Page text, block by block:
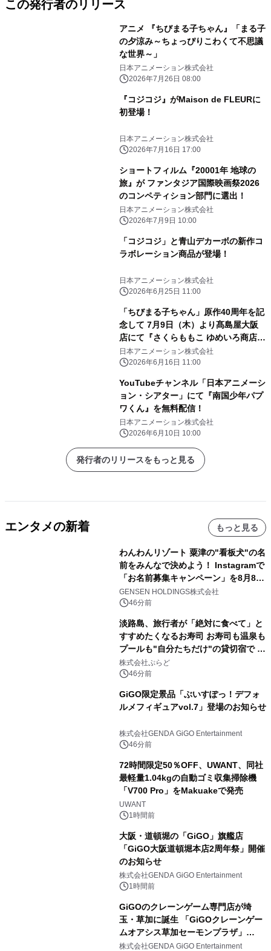
この発行者のリリース
アニメ 『ちびまる子ちゃん』「まる子
の夕涼み～ちょっぴりこわくて不思議
な世界～」
日本アニメーション株式会社
2026年7月26日 08:00
『コジコジ』がMaison de FLEURに
初登場！
日本アニメーション株式会社
2026年7月16日 17:00
ショートフィルム『20001年 地球の
旅』が ファンタジア国際映画祭2026
のコンペティション部門に選出！
日本アニメーション株式会社
2026年7月9日 10:00
「コジコジ」と青山デカーボの新作コ
ラボレーション商品が登場！
日本アニメーション株式会社
2026年6月25日 11:00
「ちびまる子ちゃん」原作40周年を記
念して 7月9日（木）より髙島屋大阪
店にて『さくらももこ ゆめいろ商店』
開催！
日本アニメーション株式会社
2026年6月16日 11:00
YouTubeチャンネル「日本アニメーシ
ョン・シアター」にて『南国少年パプ
ワくん』を無料配信！
日本アニメーション株式会社
2026年6月10日 10:00
発行者のリリースをもっと見る
エンタメの新着 もっと見る
わんわんリゾート 粟津の"看板犬"の名
前をみんなで決めよう！ Instagramで
「お名前募集キャンペーン」を8月8日
(土)より開催
GENSEN HOLDINGS株式会社
46分前
淡路島、旅行者が「絶対に食べて」と
すすめたくなるお寿司 お寿司も温泉も
プールも"自分たちだけ"の貸切宿で 1
日1組限定「岩屋温泉 絵島別庭 海と
森」の握り寿司プラン
株式会社ぷらど
46分前
GiGO限定景品「ぶいすぽっ！デフォ
ルメフィギュアvol.7」登場のお知らせ
株式会社GENDA GiGO Entertainment
46分前
72時間限定50％OFF、UWANT、同社
最軽量1.04kgの自動ゴミ収集掃除機
「V700 Pro」をMakuakeで発売
UWANT
1時間前
大阪・道頓堀の「GiGO」旗艦店
「GiGO大阪道頓堀本店2周年祭」開催
のお知らせ
株式会社GENDA GiGO Entertainment
1時間前
GiGOのクレーンゲーム専門店が埼
玉・草加に誕生 「GiGOクレーンゲー
ムオアシス草加セーモンプラザ」
2026年8月7日(金)10時グランドオープ
株式会社GENDA GiGO Entertainment